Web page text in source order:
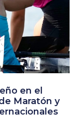
en el
Maratón y